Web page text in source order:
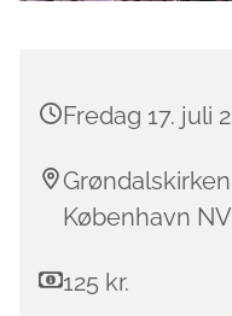
Fredag 17. juli
København NV
125 kr.